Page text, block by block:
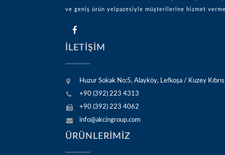
ve geniş ürün yelpazesiyle müşterilerine hizmet
İLETİŞİM
Huzur Sokak No:5, Alayköy, Lefkoşa / Kuzey Kıbrıs
+90 (392) 223 4313
+90 (392) 223 4062
info@akcingroup.com
ÜRÜNLERİMİZ